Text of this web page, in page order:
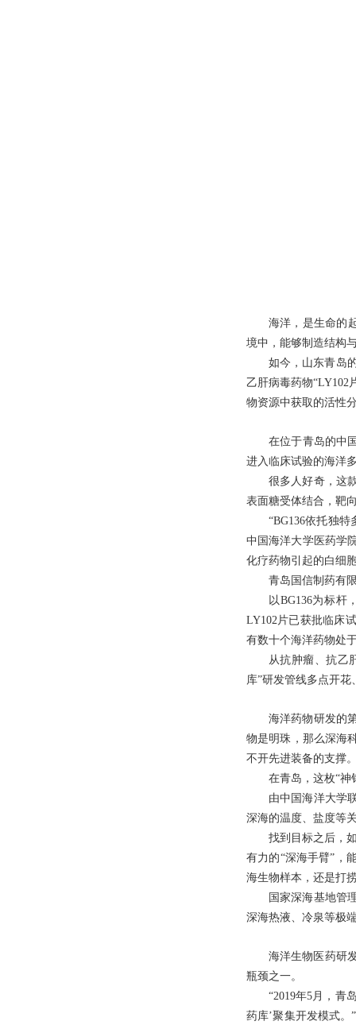
海洋，是生命的
境中，能够制造结构
如今，山东青岛
乙肝病毒药物“LY102
物资源中获取的活性
在位于青岛的中
进入临床试验的海洋
很多人好奇，这
表面糖受体结合，靶
“BG136依托独
中国海洋大学医药学
化疗药物引起的白细
青岛国信制药有
以BG136为标杆
LY102片已获批临床试
有数十个海洋药物处
从抗肿瘤、抗乙
库”研发管线多点开花
海洋药物研发的
物是明珠，那么深海
不开先进装备的支撑
在青岛，这枚“神
由中国海洋大学
深海的温度、盐度等
找到目标之后，
有力的“深海手臂”，
海生物样本，还是打
国家深海基地管
深海热液、冷泉等极
海洋生物医药研
瓶颈之一。
“2019年5月，青
药库’聚集开发模式